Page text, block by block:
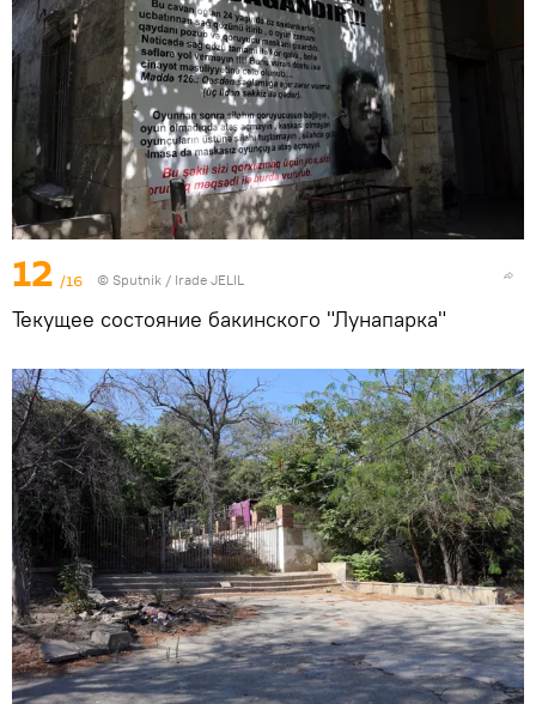
12 /16 © Sputnik / Irade JELIL
Текущее состояние бакинского "Лунапарка"